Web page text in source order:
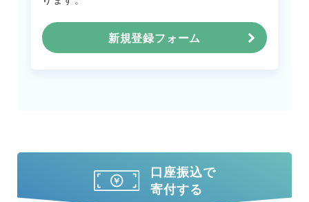
新規登録フォーム
口座振込で
寄付する